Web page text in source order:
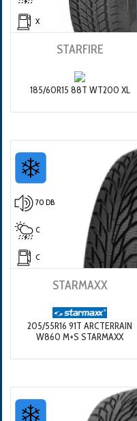
X
STARFIRE
185/60R15 88T WT200 XL
70 DB
C
C
STARMAXX
205/55R16 91T ARCTERRAIN
W860 M+S STARMAXX